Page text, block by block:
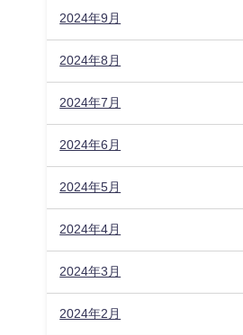
2024年9月
2024年8月
2024年7月
2024年6月
2024年5月
2024年4月
2024年3月
2024年2月